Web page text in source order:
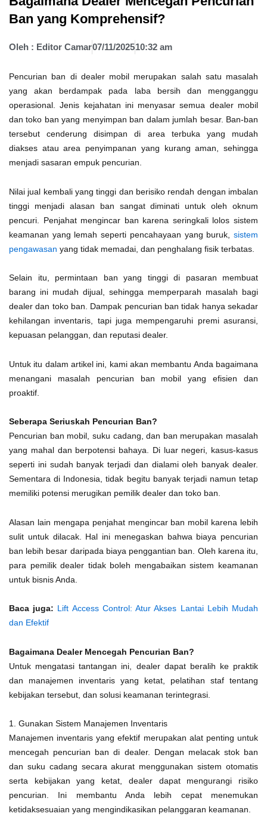
Ban yang Komprehensif?
Oleh : Editor Camar07/11/202510:32 am
Pencurian ban di dealer mobil merupakan salah satu masalah
yang akan berdampak pada laba bersih dan mengganggu
operasional. Jenis kejahatan ini menyasar semua dealer mobil
dan toko ban yang menyimpan ban dalam jumlah besar. Ban-ban
tersebut cenderung disimpan di area terbuka yang mudah
diakses atau area penyimpanan yang kurang aman, sehingga
menjadi sasaran empuk pencurian.
Nilai jual kembali yang tinggi dan berisiko rendah dengan imbalan
tinggi menjadi alasan ban sangat diminati untuk oleh oknum
pencuri. Penjahat mengincar ban karena seringkali lolos sistem
keamanan yang lemah seperti pencahayaan yang buruk, sistem
pengawasan yang tidak memadai, dan penghalang fisik terbatas.
Selain itu, permintaan ban yang tinggi di pasaran membuat
barang ini mudah dijual, sehingga memperparah masalah bagi
dealer dan toko ban. Dampak pencurian ban tidak hanya sekadar
kehilangan inventaris, tapi juga mempengaruhi premi asuransi,
kepuasan pelanggan, dan reputasi dealer.
Untuk itu dalam artikel ini, kami akan membantu Anda bagaimana
menangani masalah pencurian ban mobil yang efisien dan
proaktif.
Seberapa Seriuskah Pencurian Ban?
Pencurian ban mobil, suku cadang, dan ban merupakan masalah
yang mahal dan berpotensi bahaya. Di luar negeri, kasus-kasus
seperti ini sudah banyak terjadi dan dialami oleh banyak dealer.
Sementara di Indonesia, tidak begitu banyak terjadi namun tetap
memiliki potensi merugikan pemilik dealer dan toko ban.
Alasan lain mengapa penjahat mengincar ban mobil karena lebih
sulit untuk dilacak. Hal ini menegaskan bahwa biaya pencurian
ban lebih besar daripada biaya penggantian ban. Oleh karena itu,
para pemilik dealer tidak boleh mengabaikan sistem keamanan
untuk bisnis Anda.
Baca juga: Lift Access Control: Atur Akses Lantai Lebih Mudah
dan Efektif
Bagaimana Dealer Mencegah Pencurian Ban?
Untuk mengatasi tantangan ini, dealer dapat beralih ke praktik
dan manajemen inventaris yang ketat, pelatihan staf tentang
kebijakan tersebut, dan solusi keamanan terintegrasi.
1. Gunakan Sistem Manajemen Inventaris
Manajemen inventaris yang efektif merupakan alat penting untuk
mencegah pencurian ban di dealer. Dengan melacak stok ban
dan suku cadang secara akurat menggunakan sistem otomatis
serta kebijakan yang ketat, dealer dapat mengurangi risiko
pencurian. Ini membantu Anda lebih cepat menemukan
ketidaksesuaian yang mengindikasikan pelanggaran keamanan.